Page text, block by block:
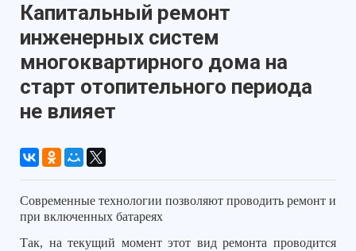
Капитальный ремонт
инженерных систем
многоквартирного дома на
старт отопительного периода
не влияет
Современные технологии позволяют проводить ремонт и
при включенных батареях
Так, на текущий момент этот вид ремонта проводится